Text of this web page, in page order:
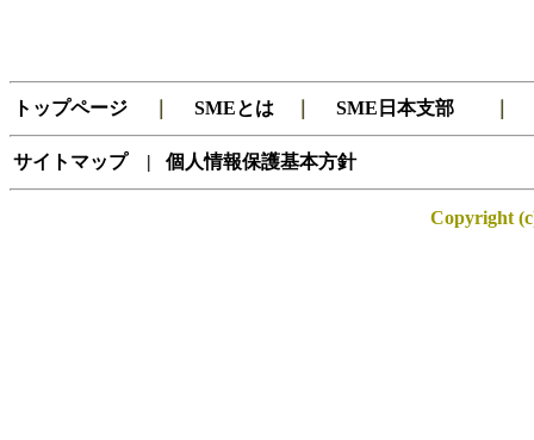
トップページ SMEとは SME日本支部
サイトマップ | 個人情報保護基本方針
Copyright